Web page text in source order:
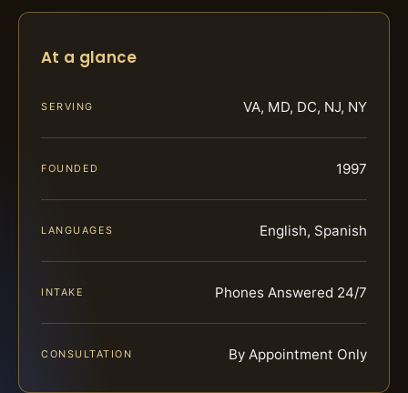
At a glance
SERVING VA, MD, DC, NJ, NY
FOUNDED 1997
LANGUAGES English, Spanish
INTAKE Phones Answered 24/7
CONSULTATION By Appointment Only